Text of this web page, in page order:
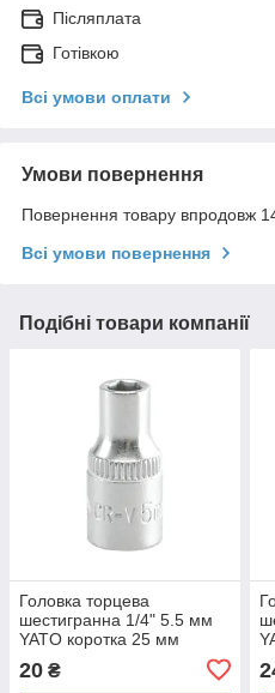
Післяплата
Готівкою
Всі умови оплати
Умови повернення
Повернення товару впродовж
Всі умови повернення
Подібні товари компанії
Головка торцева
шестигранна 1/4" 5.5 мм
YATO коротка 25 мм
20 ₴